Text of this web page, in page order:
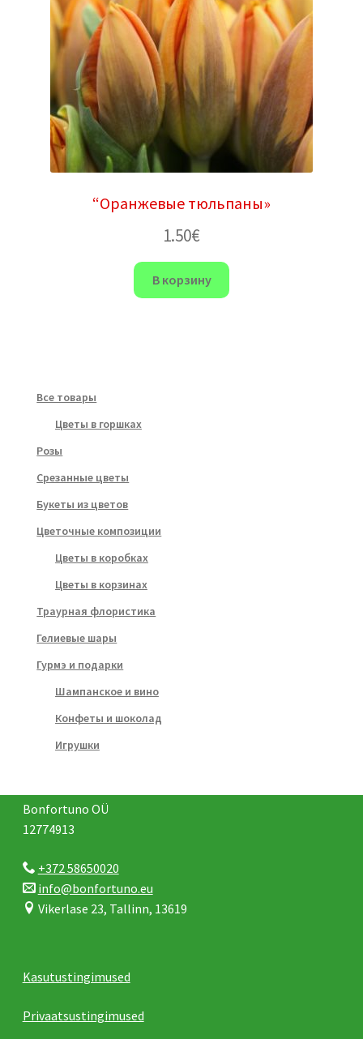
“Оранжевые тюльпаны»
1.50€
В корзину
Все товары
Цветы в горшках
Розы
Срезанные цветы
Букеты из цветов
Цветочные композиции
Цветы в коробках
Цветы в корзинах
Траурная флористика
Гелиевые шары
Гурмэ и подарки
Шампанское и вино
Конфеты и шоколад
Игрушки
Bonfortuno OÜ
12774913
+372 58650020
info@bonfortuno.eu
Vikerlase 23, Tallinn, 13619
Kasutustingimused
Privaatsustingimused